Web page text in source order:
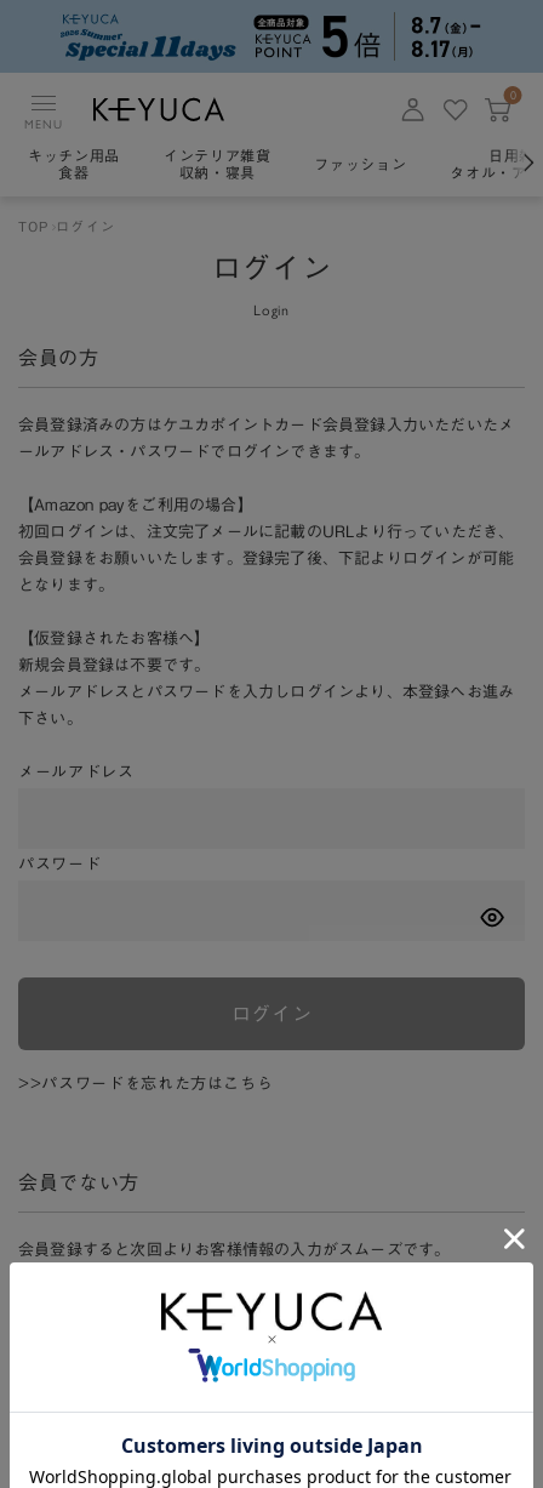
MENU
0
キッチン用品
食器
インテリア雑貨
収納・寝具
ファッション
日用雑
タオル・ア
TOP ログイン
ログイン
Login
会員の方
会員登録済みの方はケユカポイントカード会員登録入力いただいたメ
ールアドレス・パスワードでログインできます。
【Amazon payをご利用の場合】
初回ログインは、注文完了メールに記載のURLより行っていただき、
会員登録をお願いいたします。登録完了後、下記よりログインが可能
となります。
【仮登録されたお客様へ】
新規会員登録は不要です。
メールアドレスとパスワードを入力しログインより、本登録へお進み
下さい。
メールアドレス
パスワード
ログイン
>>パスワードを忘れた方はこちら
会員でない方
会員登録すると次回よりお客様情報の入力がスムーズです。
ージ、購入履歴をご利用いただけます。